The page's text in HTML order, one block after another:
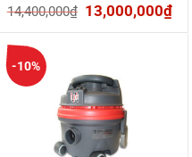
14,400,000₫ Giá
gốc
14,400,000₫.
13,000,000₫
-10%